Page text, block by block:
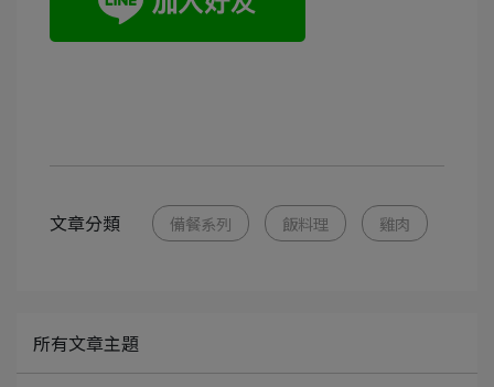
文章分類 備餐系列 飯料理 雞肉
所有文章主題